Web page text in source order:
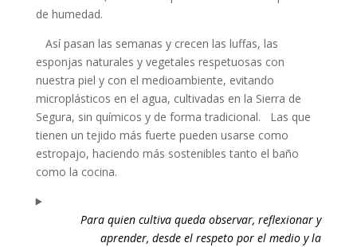
de humedad.
Así pasan las semanas y crecen las luffas, las
esponjas naturales y vegetales respetuosas con
nuestra piel y con el medioambiente, evitando
microplásticos en el agua, cultivadas en la Sierra de
Segura, sin químicos y de forma tradicional. Las que
tienen un tejido más fuerte pueden usarse como
estropajo, haciendo más sostenibles tanto el baño
como la cocina.
Para quien cultiva queda observar, reflexionar y
aprender, desde el respeto por el medio y la